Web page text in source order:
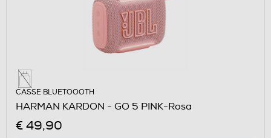
CASSE BLUETOOOTH
HARMAN KARDON - GO 5 PINK-Rosa
€ 49,90